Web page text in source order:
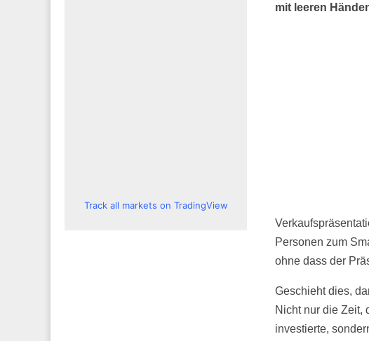
mit leeren
Personen zum
ohne dass der
Geschieht dies,
Nicht nur die Zeit,
investierte,
Track all markets on TradingView